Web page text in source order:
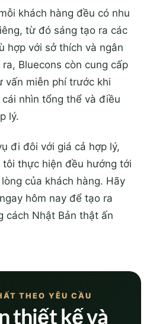
khách hàng đều có nhu
từ đó sáng tạo ra các
hợp với sở thích và ngân
Bluecons còn cung cấp
vấn miễn phí trước khi
nhìn tổng thể và điều
lý.
đi đôi với giá cả hợp lý,
thực hiện đều hướng tới
của khách hàng. Hãy
hôm nay để tạo ra
cách Nhật Bản thật ấn
THEO YÊU CẦU
thiết kế và